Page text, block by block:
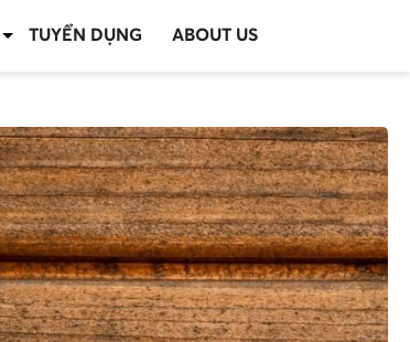
TUYỂN DỤNG ABOUT US